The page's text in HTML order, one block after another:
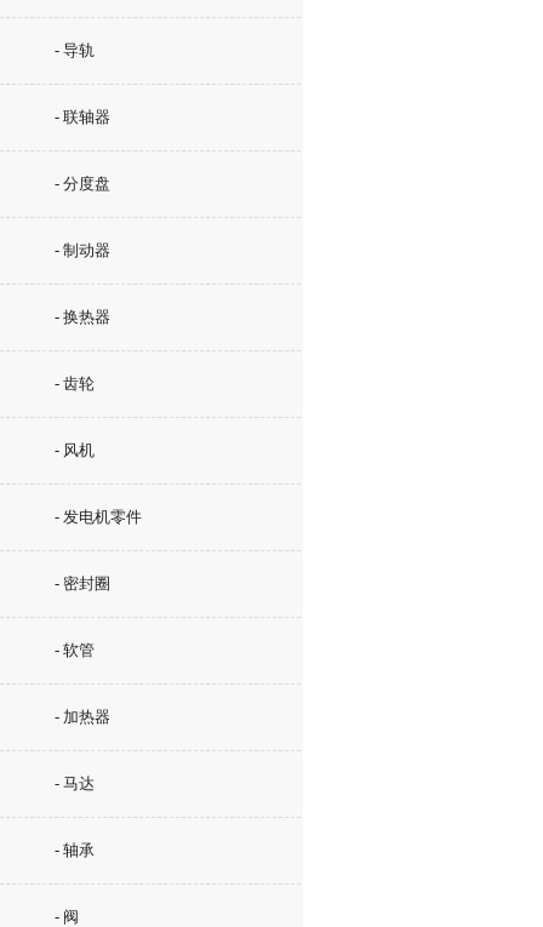
- 导轨
- 联轴器
- 分度盘
- 制动器
- 换热器
- 齿轮
- 风机
- 发电机零件
- 密封圈
- 软管
- 加热器
- 马达
- 轴承
- 阀